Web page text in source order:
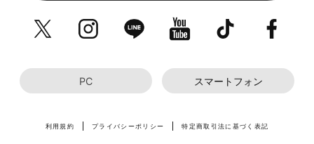
PC スマートフォン
利用規約 プライバシーポリシー 特定商取引法に基づく表記